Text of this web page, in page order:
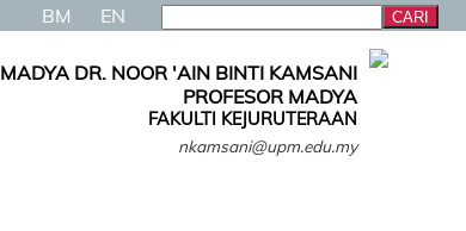
BM EN
DR. NOOR 'AIN BINTI KAMSANI
PROFESOR MADYA
FAKULTI KEJURUTERAAN
nkamsani@upm.edu.my